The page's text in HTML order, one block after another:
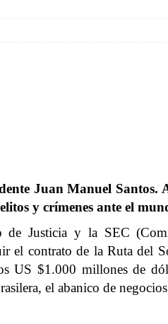
Juan Manuel Santos.
y crímenes ante el
de Justicia y la SEC
el contrato de la Ruta del
US $1.000 millones de
el abanico de